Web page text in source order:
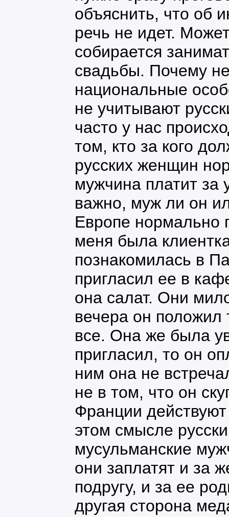
объяснить, что об
речь не идет.
собирается
свадьбы. Почему
национальные
не учитывают
часто у нас
том, кто за кого
русских женщин
мужчина платит за
важно, муж ли он
Европе нормально
меня была
познакомилась в
пригласил ее в
она салат. Они
вечера он положил
все. Она же была
пригласил, то он
ним она не
не в том, что он
Франции
этом смысле
мусульманские
они заплатят и за
подругу, и за ее
другая сторона